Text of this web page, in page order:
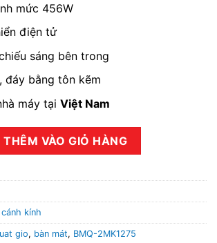
mức 456W
điện tử
sáng bên trong
đáy bằng tôn kẽm
máy tại Việt Nam
2 cánh BMQ-2MK1275 số lượng
THÊM VÀO GIỎ HÀNG
kính
gio, bàn mát, BMQ-2MK1275